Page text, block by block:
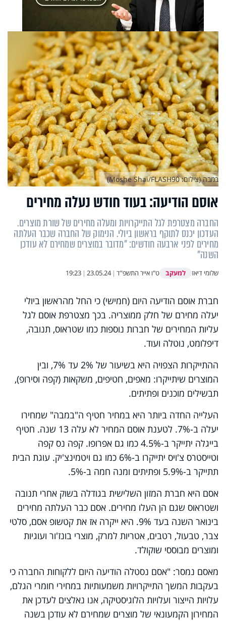
אוסם הודיעה: בעוד חודש נעלה מחירים
החברה מצטרפת לגל התייקרויות ומעלה מחירים של שורת מוצרים.
העדכון יכנס לתוקף בראשון ביולי. הנימוק של החברה שכבר העלתה
מחירים לפני ארבעה חודשים: "מדובר במוצרים שמחירם לא עודכן
השנה"
שלומי דיאז למעקב ט"ו אייר התשפ"ד |
23.05.24
|
19:23
במבה (צילום: Moshe Shai/FLASH90)
חברת אוסם הודיעה היום (חמישי) כי החל מהראשון ביולי
יעלה מחירם של חלק ממוצריה. בכך מצטרפת אוסם לגל
עליות המחירים של חברות נוספות כמו שטראוס, תנובה,
דיפלומט, נוטלה ועוד.
ההתייקרות הצפויה היא בשיעור של 2% עד 7%, ובין
המוצרים שיתייקרו: מאפים, חטיפים, משקאות (קפה וסירופ),
תבשילים מוכנים ופתיתים.
העלייה החדה ביותר היא במחיר חטיף ה"במבה" שמחירו
יעלה ב-7%. לטענת אוסם המחיר לא עלה 13 שנה. חטיף
בייגלה יתייקר ב-4.5% כמו גם אפרופו. קפה נס קפה
וטייסטרס צ'ויס יתייקרו ב-6% כמו גם ויטמינצ'יק. עוגת הבית
תתייקר ב-5.9% ופתיתים ומנה חמה ב-5%.
אסם היא חברת המזון השלישית בגודלה בשוק אחרי תנובה
ושטראוס שגם הן העלו מחירים. אסם כבר העלתה מחירים
בינואר השנה בעד 9%. היא ייקרה אז את קטשופ אסם, סלטי
צבר, טבעול, רטבים, אטריות למרק, מוצרי בונז'ור ועוגיות
ומוצרים מבוססי שוקולד.
מאסם נמסר: "אסם נסטלה הודיעה היום ללקוחות החברה כי
בעקבות המשך התייקרויות משמעותיות במחירי חומרי הגלם,
עלויות הייצור ועלויות הלוגיסטיקה, אנו נאלצים לעדכן את
המחירון הקמעונאי של מוצרים שמחירם לא עודכן בשנה